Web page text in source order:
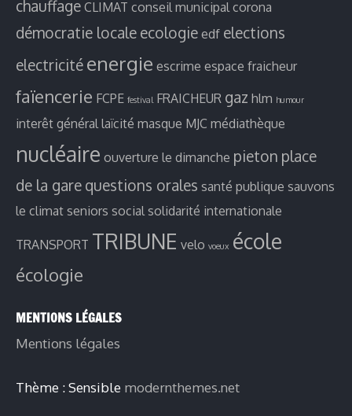
chauffage CLIMAT conseil municipal corona
démocratie locale ecologie edf elections
electricité energie escrime espace fraicheur
faïencerie FCPE festival FRAICHEUR gaz hlm humour
interêt général laïcité masque MJC médiathèque
nucléaire ouverture le dimanche pieton place
de la gare questions orales santé publique sauvons
le climat seniors social solidarité internationale
TRANSPORT TRIBUNE velo voeux école
écologie
MENTIONS LÉGALES
Mentions légales
Thème : Sensible modernthemes.net